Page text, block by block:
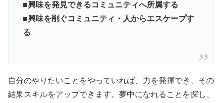
■興味を発見できるコミュニティへ所属する
■興味を削ぐコミュニティ・人からエスケープす
る
自分のやりたいことをやっていれば、力を発揮でき、その
結果スキルをアップできます。夢中になれることを探し、